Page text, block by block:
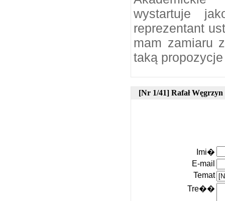
wystartuje
reprezentant
mam zamiaru
taką propozycje
[Nr 1/41] Rafał
Imi�
E-mail
Temat
Tre��